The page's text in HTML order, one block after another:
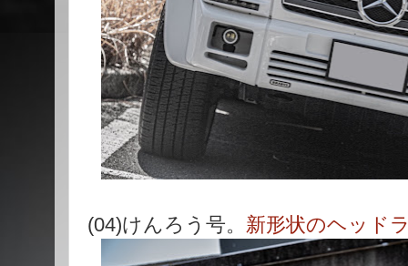
(04)けんろう号。 新形状のヘッド